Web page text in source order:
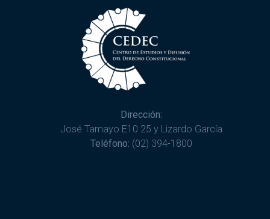
Dirección:
José Tamayo E10 25 y Lizardo García
Teléfono: (02) 394-1800